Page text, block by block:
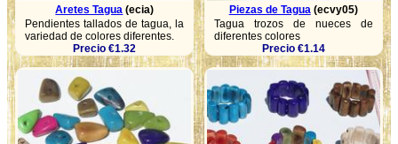
Aretes Tagua (ecia)
Pendientes tallados de tagua, la
variedad de colores diferentes.
Precio €1.32
Piezas de Tagua(ecvy05)
Tagua trozos de nueces de
diferentes colores
Precio €1.14